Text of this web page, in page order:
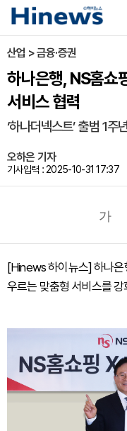
산업 > 금융·증권
하나은행, NS홈쇼
서비스 협력
‘하나더넥스트’ 출범 1
오하은 기자
기사입력 : 2025-10-31 17:37
가
[Hinews 하이뉴스] 하나은
우르는 맞춤형 서비스를 강